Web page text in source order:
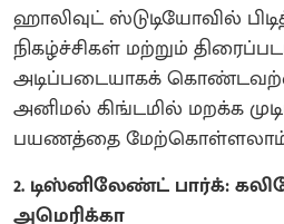
ஹாலிவுட் ஸ்டுடியோவில்
நிகழ்ச்சிகள் மற்றும்
அடிப்படையாகக்
அனிமல் கிங்டமில் மறக்க
பயணத்தை
2. டிஸ்னிலேண்ட் பார்க்:
அமெரிக்கா